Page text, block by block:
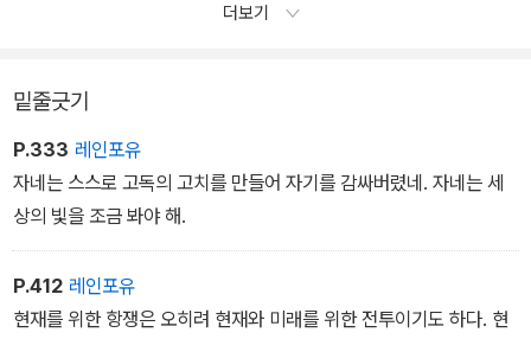
아섰다고 합니다. 하지만 나는 여전히 성큼성큼 나아갈 것입니다. 가
완전한 가시밭길은 아직까지 만난 적이 없습니다. 어쩌면 애당초 이
른바 ‘막다른 길’이라는 건 없는지도 모릅니다.
-『두 곳으로부터의 편지』(1925년 3월 11일)
더보기
밑줄긋기
P.333 레인포유
자네는 스스로 고독의 고치를 만들어 자기를 감싸버렸네. 자네는 세
상의 빛을 조금 봐야 해.
P.412 레인포유
현재를 위한 항쟁은 오히려 현재와 미래를 위한 전투이기도 하다. 현